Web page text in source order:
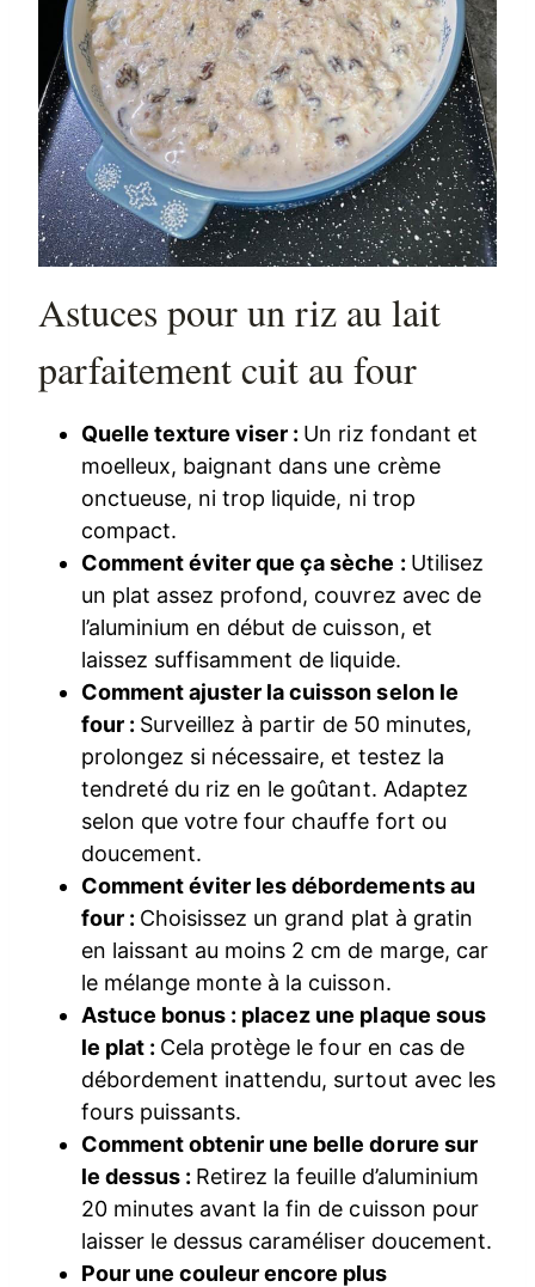
Astuces pour un riz au lait
parfaitement cuit au four
Quelle texture viser : Un riz fondant et
moelleux, baignant dans une crème
onctueuse, ni trop liquide, ni trop
compact.
Comment éviter que ça sèche : Utilisez
un plat assez profond, couvrez avec de
l’aluminium en début de cuisson, et
laissez suffisamment de liquide.
Comment ajuster la cuisson selon le
four : Surveillez à partir de 50 minutes,
prolongez si nécessaire, et testez la
tendreté du riz en le goûtant. Adaptez
selon que votre four chauffe fort ou
doucement.
Comment éviter les débordements au
four : Choisissez un grand plat à gratin
en laissant au moins 2 cm de marge, car
le mélange monte à la cuisson.
Astuce bonus : placez une plaque sous
le plat : Cela protège le four en cas de
débordement inattendu, surtout avec les
fours puissants.
Comment obtenir une belle dorure sur
le dessus : Retirez la feuille d’aluminium
20 minutes avant la fin de cuisson pour
laisser le dessus caraméliser doucement.
Pour une couleur encore plus